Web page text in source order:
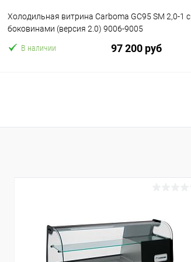
Холодильная витрина Carboma GC95 SM 2,0-1 с
боковинами (версия 2.0) 9006-9005
В наличии 97 200 руб
Купить в 1 клик Сравнение